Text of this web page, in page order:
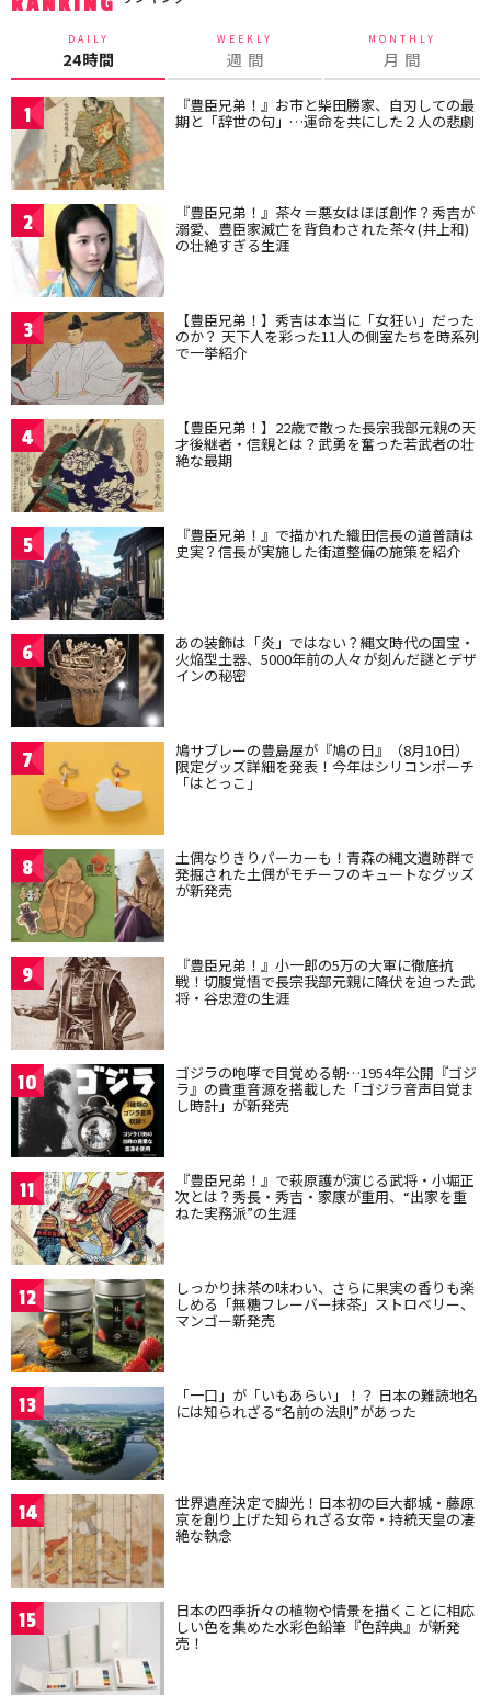
DAILY
24時間
WEEKLY
週 間
MONTHLY
月 間
1 『豊臣兄弟！』お市と柴田勝家、自刃しての最
期と「辞世の句」…運命を共にした２人の悲劇
2 『豊臣兄弟！』茶々＝悪女はほぼ創作？秀吉が
溺愛、豊臣家滅亡を背負わされた茶々(井上和)
の壮絶すぎる生涯
3 【豊臣兄弟！】秀吉は本当に「女狂い」だった
のか？ 天下人を彩った11人の側室たちを時系列
で一挙紹介
4 【豊臣兄弟！】22歳で散った長宗我部元親の天
才後継者・信親とは？武勇を奮った若武者の壮
絶な最期
5 『豊臣兄弟！』で描かれた織田信長の道普請は
史実？信長が実施した街道整備の施策を紹介
6 あの装飾は「炎」ではない？縄文時代の国宝・
火焔型土器、5000年前の人々が刻んだ謎とデザ
インの秘密
7 鳩サブレーの豊島屋が『鳩の日』（8月10日）
限定グッズ詳細を発表！今年はシリコンポーチ
「はとっこ」
8 土偶なりきりパーカーも！青森の縄文遺跡群で
発掘された土偶がモチーフのキュートなグッズ
が新発売
9 『豊臣兄弟！』小一郎の5万の大軍に徹底抗
戦！切腹覚悟で長宗我部元親に降伏を迫った武
将・谷忠澄の生涯
10 ゴジラの咆哮で目覚める朝…1954年公開『ゴジ
ラ』の貴重音源を搭載した「ゴジラ音声目覚ま
し時計」が新発売
11 『豊臣兄弟！』で萩原護が演じる武将・小堀正
次とは？秀長・秀吉・家康が重用、“出家を重
ねた実務派”の生涯
12 しっかり抹茶の味わい、さらに果実の香りも楽
しめる「無糖フレーバー抹茶」ストロベリー、
マンゴー新発売
13 「一口」が「いもあらい」！？ 日本の難読地名
には知られざる“名前の法則”があった
14 世界遺産決定で脚光！日本初の巨大都城・藤原
京を創り上げた知られざる女帝・持統天皇の凄
絶な執念
15 日本の四季折々の植物や情景を描くことに相応
しい色を集めた水彩色鉛筆『色辞典』が新発
売！